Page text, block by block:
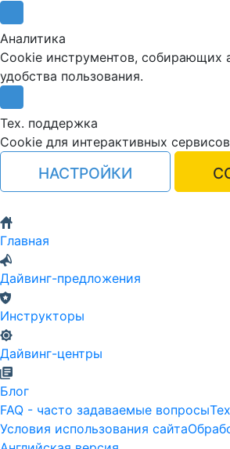
Аналитика
Cookie инструментов, собирающих
удобства пользования.
Тех. поддержка
Cookie для интерактивных
НАСТРОЙКИ
Главная
Дайвинг-предложения
Инструкторы
Дайвинг-центры
Блог
FAQ - часто задаваемые вопросы
Условия использования сайта